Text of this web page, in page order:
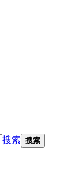
搜索 搜索